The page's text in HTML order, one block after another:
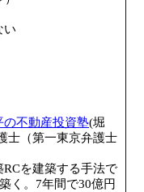
い
の不動産投資塾(堀
士（第一東京弁護士
RCを建築する手法で
く。7年間で30億円